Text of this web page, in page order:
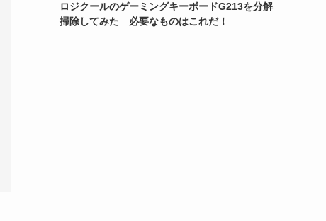
ロジクールのゲーミングキーボードG213を分解
掃除してみた 必要なものはこれだ！